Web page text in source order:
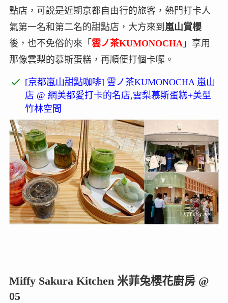
點店，可說是近期京都自由行的旅客，熱門打卡人
氣第一名和第二名的甜點店，大方來到 嵐山賞櫻
後，也不免俗的來「 雲ノ茶KUMONOCHA 」享用
那像雲梨的慕斯蛋糕，再順便打個卡囉。
[京都嵐山甜點咖啡] 雲ノ茶KUMONOCHA 嵐山
店 @ 網美都愛打卡的名店,雲梨慕斯蛋糕+美型
竹林空間
Miffy Sakura Kitchen 米菲兔櫻花廚房 @
05